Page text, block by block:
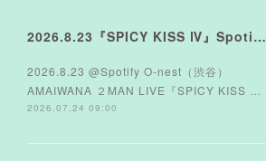
2026.8.23『SPICY KISS Ⅳ』Spotify O-nest
2026.8.23 @Spotify O-nest（渋谷）
AMAIWANA ２MAN LIVE『SPICY KISS …
2026.07.24 09:00